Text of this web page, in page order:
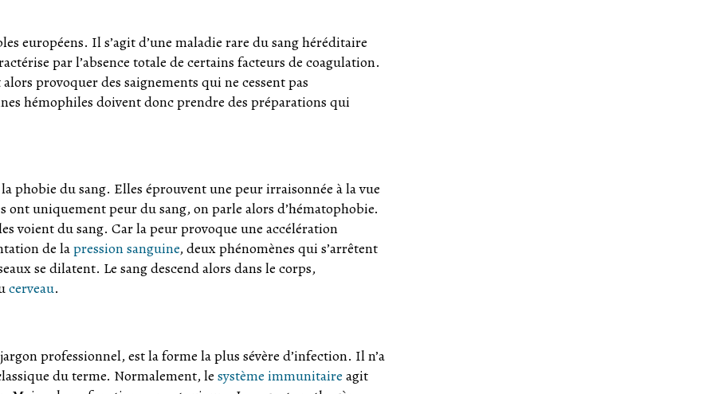
européens. Il s’agit d’une maladie rare du sang héréditaire
par l’absence totale de certains facteurs de coagulation.
provoquer des saignements qui ne cessent pas
hémophiles doivent donc prendre des préparations qui
phobie du sang. Elles éprouvent une peur irraisonnée à la vue
ont uniquement peur du sang, on parle alors d’hématophobie.
voient du sang. Car la peur provoque une accélération
de lapression sanguine, deux phénomènes qui s’arrêtent
se dilatent. Le sang descend alors dans le corps,
cerveau.
professionnel, est la forme la plus sévère d’infection. Il n’a
du terme. Normalement, le système immunitaire agit